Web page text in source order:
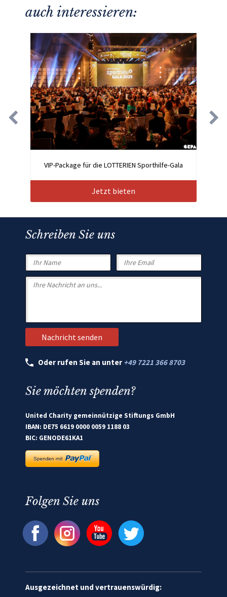
auch interessieren:
VIP-Package für die LOTTERIEN Sporthilfe-Gala
Jetzt bieten
Schreiben Sie uns
Oder rufen Sie an unter +49 7221 366 8703
Sie möchten spenden?
United Charity gemeinnützige Stiftungs GmbH
IBAN: DE75 6619 0000 0059 1188 03
BIC: GENODE61KA1
Folgen Sie uns
Ausgezeichnet und vertrauenswürdig: